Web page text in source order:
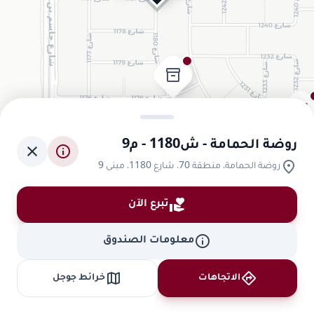
inventory_2
inventory_2
روضة الحمامة - ش1180 - م9
location_on روضة الحمامة، منطقة 70، شارع 1180، مبنى 9
info
close
volunteer_activismتبرع الآن
infoمعلومات الصندوق
directions الاتجاهات map خرائط جوجل